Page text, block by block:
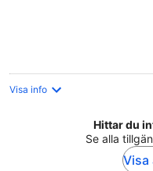
Visa info
Hittar du
Se alla
Visa